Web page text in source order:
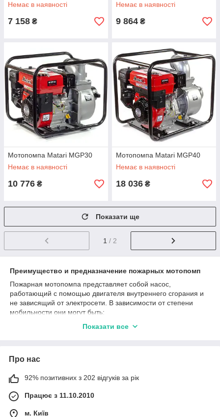
Немає в наявності
7 158 ₴
Немає в наявності
9 864 ₴
Мотопомпа Matari MGP30
Немає в наявності
10 776 ₴
Мотопомпа Matari MGP40
Немає в наявності
18 036 ₴
Показати ще
1 / 2
Преимущество и предназначение пожарных мотопомп
Пожарная мотопомпа представляет собой насос,
работающий с помощью двигателя внутреннего сгорания и
не зависящий от электросети. В зависимости от степени
мобильности они могут быть:
прицепными, смонтированными на базе
передвижными, имеющими собственную колесную
автомобильного транспорта или ручной перекаткой;
транспортировка которых из-за небольшого вема и
Показати все
Про нас
92% позитивних з 202 відгуків за рік
Працює з 11.10.2010
м. Київ